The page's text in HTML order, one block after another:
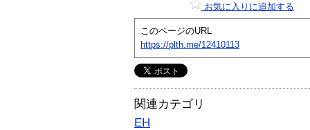
お気に入りに追加する
このページのURL
https://plth.me/12410113
関連カテゴリ
EH